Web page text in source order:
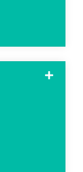
borne pour